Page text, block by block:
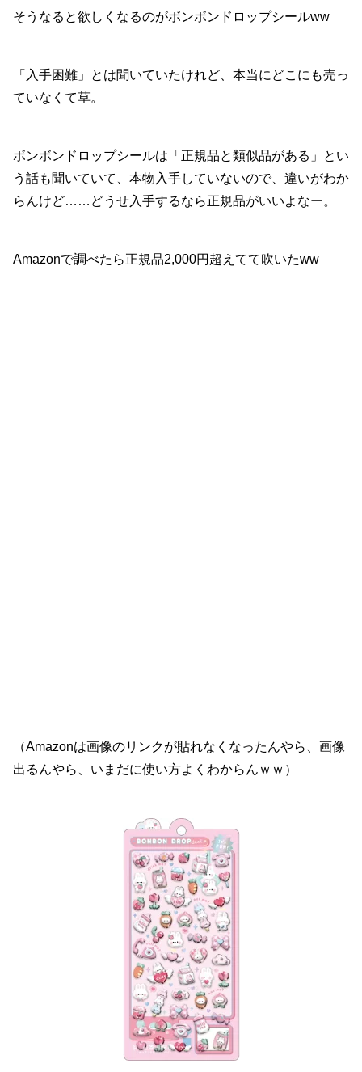
そうなると欲しくなるのがボンボンドロップシールww
「入手困難」とは聞いていたけれど、本当にどこにも売っ
ていなくて草。
ボンボンドロップシールは「正規品と類似品がある」とい
う話も聞いていて、本物入手していないので、違いがわか
らんけど……どうせ入手するなら正規品がいいよなー。
Amazonで調べたら正規品2,000円超えてて吹いたww
（Amazonは画像のリンクが貼れなくなったんやら、画像
出るんやら、いまだに使い方よくわからんｗｗ）